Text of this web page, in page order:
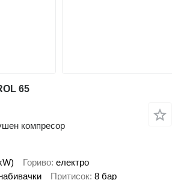
65
компресор
Гориво електро
Притисок 8 бар